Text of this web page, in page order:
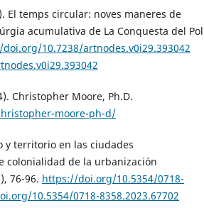
El temps circular: noves maneres de
acumulativa de La Conquesta del Pol
10.7238/artnodes.v0i29.393042
Christopher Moore, Ph.D.
moore-ph-d/
y territorio en las ciudades
colonialidad de la urbanización
76-96. https://doi.org/10.5354/0718-
10.5354/0718-8358.2023.67702